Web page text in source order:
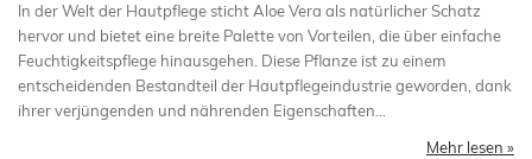
In der Welt der Hautpflege sticht Aloe Vera als natürlicher Schatz
hervor und bietet eine breite Palette von Vorteilen, die über einfache
Feuchtigkeitspflege hinausgehen. Diese Pflanze ist zu einem
entscheidenden Bestandteil der Hautpflegeindustrie geworden, dank
ihrer verjüngenden und nährenden Eigenschaften...
Mehr lesen »